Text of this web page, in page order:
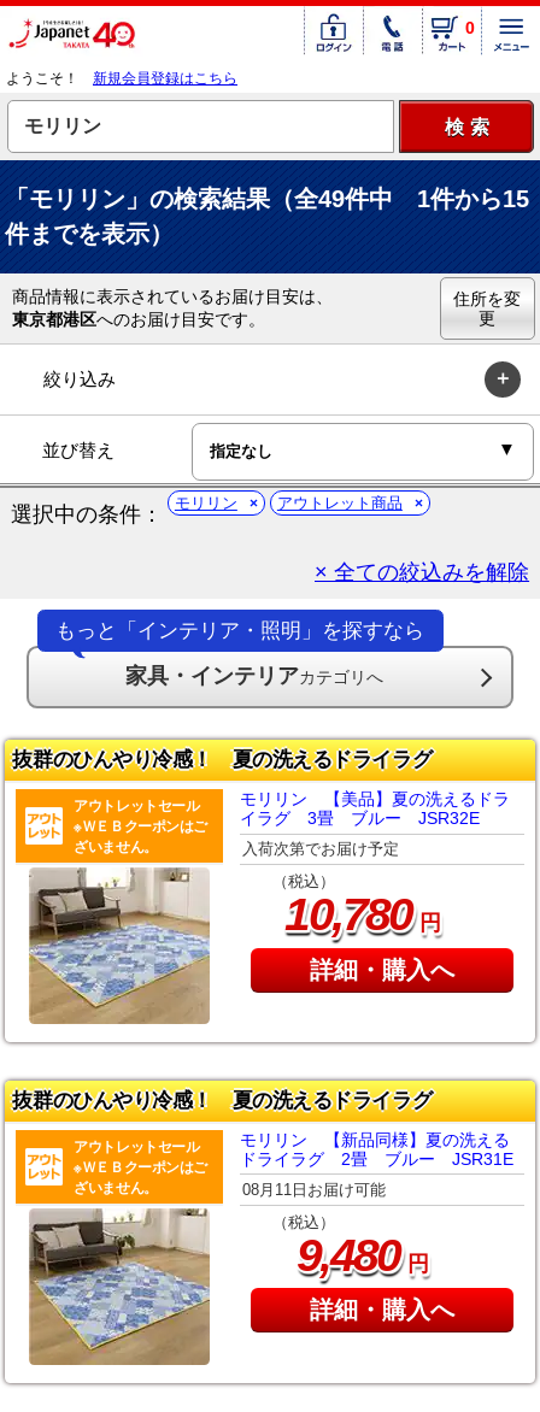
0
ようこそ！ 新規会員登録はこちら
「モリリン」の検索結果（全49件中 1件から15
件までを表示）
商品情報に表示されているお届け目安は、
東京都港区へのお届け目安です。
住所を変
更
絞り込み
並び替え
選択中の条件： モリリン アウトレット商品
× 全ての絞込みを解除
もっと「インテリア・照明」を探すなら
家具・インテリアカテゴリへ
抜群のひんやり冷感！ 夏の洗えるドライラグ
アウトレットセール
※ＷＥＢクーポンはご
ざいません。
モリリン 【美品】夏の洗えるドラ
イラグ 3畳 ブルー JSR32E
入荷次第でお届け予定
（税込）
10,780円
詳細・購入へ
抜群のひんやり冷感！ 夏の洗えるドライラグ
アウトレットセール
※ＷＥＢクーポンはご
ざいません。
モリリン 【新品同様】夏の洗える
ドライラグ 2畳 ブルー JSR31E
08月11日お届け可能
（税込）
9,480円
詳細・購入へ